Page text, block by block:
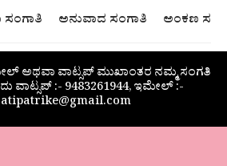
ಸಂಗಾತಿ ಅನುವಾದ ಸಂಗಾತಿ ಅಂಕಣ
ಅಥವಾ ವಾಟ್ಸಪ್ ಮುಖಾಂತರ ನಮ್ಮ ಸಂಗತಿ
ವಾಟ್ಸಪ್‌ :- 9483261944, ಇಮೇಲ್ :-